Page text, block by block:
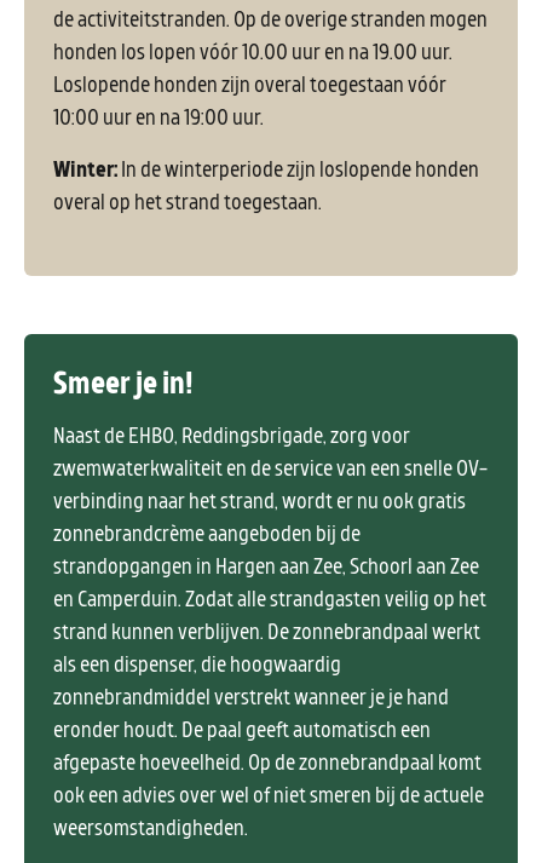
de activiteitstranden. Op de overige stranden mogen
honden los lopen vóór 10.00 uur en na 19.00 uur.
Loslopende honden zijn overal toegestaan vóór
10:00 uur en na 19:00 uur.
Winter:In de winterperiode zijn loslopende honden
overal op het strand toegestaan.
Smeer je in!
Naast de EHBO, Reddingsbrigade, zorg voor
zwemwaterkwaliteit en de service van een snelle OV-
verbinding naar het strand, wordt er nu ook gratis
zonnebrandcrème aangeboden bij de
strandopgangen in Hargen aan Zee, Schoorl aan Zee
en Camperduin. Zodat alle strandgasten veilig op het
strand kunnen verblijven. De zonnebrandpaal werkt
als een dispenser, die hoogwaardig
zonnebrandmiddel verstrekt wanneer je je hand
eronder houdt. De paal geeft automatisch een
afgepaste hoeveelheid. Op de zonnebrandpaal komt
ook een advies over wel of niet smeren bij de actuele
weersomstandigheden.